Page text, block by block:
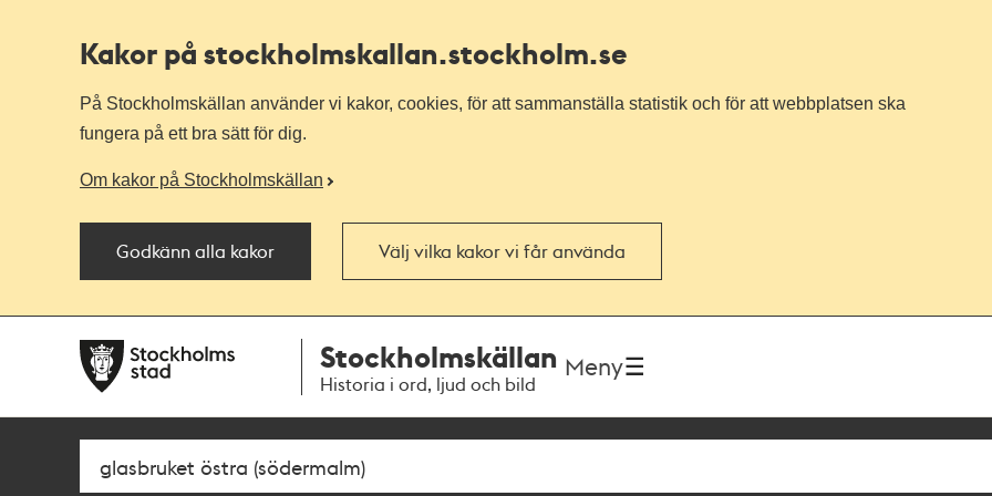
Kakor på stockholmskallan.stockholm.se
På Stockholmskällan använder vi kakor, cookies, för att sammanställa statistik och för att webbplatsen ska
fungera på ett bra sätt för dig.
Om kakor på Stockholmskällan
Godkänn alla kakor Välj vilka kakor vi får använda
navigationen
huvudinnehållet
Stockholmskällan
Historia i ord, ljud och bild
Meny
Sök